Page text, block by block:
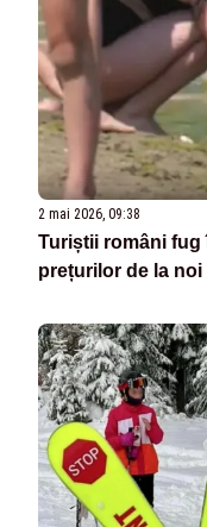
2 mai 2026, 09:38
Turiștii români fug
prețurilor de la noi